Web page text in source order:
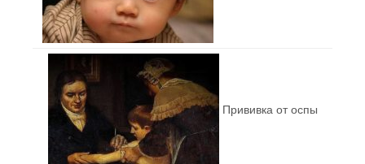
Прививка от оспы